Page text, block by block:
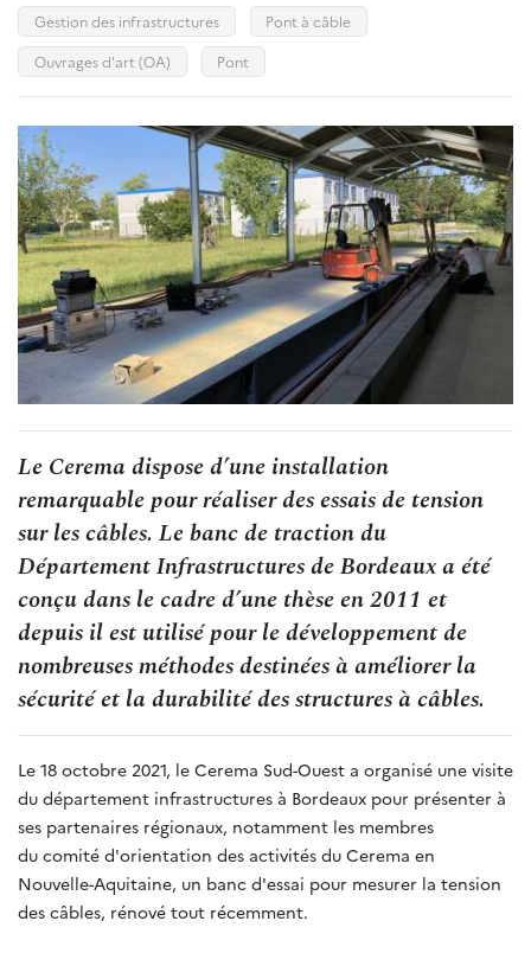
Gestion des infrastructures
Pont à câble
Ouvrages d'art (OA)
Pont
Le Cerema dispose d’une installation
remarquable pour réaliser des essais de tension
sur les câbles. Le banc de traction du
Département Infrastructures de Bordeaux a été
conçu dans le cadre d’une thèse en 2011 et
depuis il est utilisé pour le développement de
nombreuses méthodes destinées à améliorer la
sécurité et la durabilité des structures à câbles.
Le 18 octobre 2021, le Cerema Sud-Ouest a organisé une visite
du département infrastructures à Bordeaux pour présenter à
ses partenaires régionaux, notamment les membres
du comité d'orientation des activités du Cerema en
Nouvelle-Aquitaine, un banc d'essai pour mesurer la tension
des câbles, rénové tout récemment.